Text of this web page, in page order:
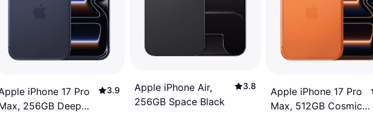
iPhone 17 Pro
256GB Deep
3.9
Apple iPhone Air,
256GB Space Black
3.8
Apple iPhone 17 Pro
Max, 512GB Cosmic